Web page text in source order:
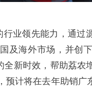
业领先能力，通过
及海外市场，并创
新时效，帮助荔农
预计将在去年助销广